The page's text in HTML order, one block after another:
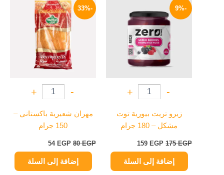
-9%
-
+
زيرو تريت بيورية توت
مشكل – 180 جرام
175EGP
هو:
175 EGP.
159 EGP
هو:
159 EGP.
إضافة إلى السلة
-33%
-
+
مهران شعيرية باكستاني –
150 جرام
80EGP
الأصلي
هو:
80 EGP.
54 EGP
الحالي
هو:
54 EGP.
إضافة إلى السلة